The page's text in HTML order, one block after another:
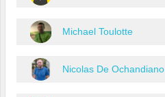
Michael Toulotte
Nicolas De Ochandiano